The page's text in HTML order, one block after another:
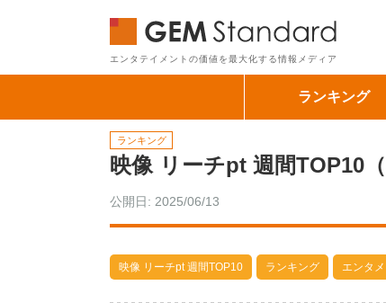
エンタテイメントの価値を最大化する情報メディア
ランキング
ランキング
映像 リーチpt 週間TOP10（
公開日: 2025/06/13
映像 リーチpt 週間TOP10 ランキング エンタ